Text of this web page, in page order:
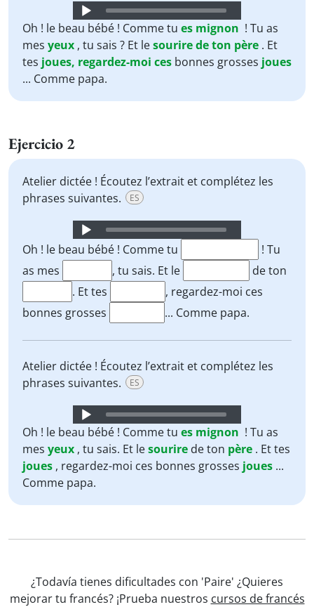
Audio
Player
Oh ! le beau bébé ! Comme tu es mignon ! Tu as
mes yeux , tu sais ? Et lesouriredeton père . Et
tes joues, regardez-moi ces bonnes grosses joues
... Comme papa.
Ejercicio 2
Atelier dictée ! Écoutez l’extrait et complétez les
phrases suivantes.
ES
Audio
Player
Oh ! le beau bébé ! Comme tu
! Tu
as mes
, tu sais. Et le
de ton
. Et tes
, regardez-moi ces
bonnes grosses
... Comme papa.
Atelier dictée ! Écoutez l’extrait et complétez les
phrases suivantes.
ES
Audio
Player
Oh ! le beau bébé ! Comme tu es mignon ! Tu as
mes yeux , tu sais. Et lesourire de ton père . Et tes
joues , regardez-moi ces bonnes grosses joues ...
Comme papa.
¿Todavía tienes dificultades con 'Paire' ¿Quieres
mejorar tu francés? ¡Prueba nuestros cursos de francés